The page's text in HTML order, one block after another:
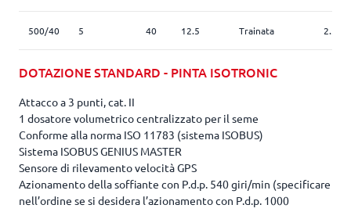
500/40 5 40 12.5 Trainata 2.5
DOTAZIONE STANDARD - PINTA ISOTRONIC
Attacco a 3 punti, cat. II
1 dosatore volumetrico centralizzato per il seme
Conforme alla norma ISO 11783 (sistema ISOBUS)
Sistema ISOBUS GENIUS MASTER
Sensore di rilevamento velocità GPS
Azionamento della soffiante con P.d.p. 540 giri/min (specificare
nell’ordine se si desidera l’azionamento con P.d.p. 1000